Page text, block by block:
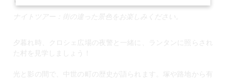
ナイトツアー：街の違った景色をお楽しみください。
夕暮れ時、クロシェ広場の夜警と一緒に、
ランタンに照らされ
た村を 見学しましょう！
光と影の間で、中世の町の歴史が語られます。塚や路地から有